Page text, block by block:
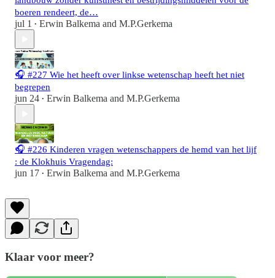
boeren rendeert, de…
jul 1 • Erwin Balkema and M.P.Gerkema
🎧 #227 Wie het heeft over linkse wetenschap heeft het niet
begrepen
jun 24 • Erwin Balkema and M.P.Gerkema
🎧 #226 Kinderen vragen wetenschappers de hemd van het lijf
: de Klokhuis Vragendag:
jun 17 • Erwin Balkema and M.P.Gerkema
Klaar voor meer?